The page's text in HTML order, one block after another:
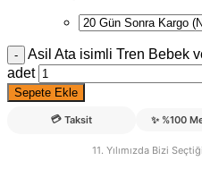
Asil Ata isimli Tren Bebek
adet
Sepete Ekle
💳 Taksit ✨ %100
11. Yılımızda Bizi